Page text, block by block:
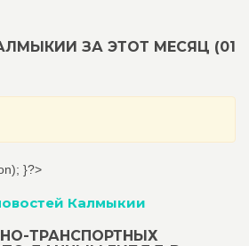
ЗА ЭТОТ МЕСЯЦ (01
}?>
Калмыкии
ТРАНСПОРТНЫХ